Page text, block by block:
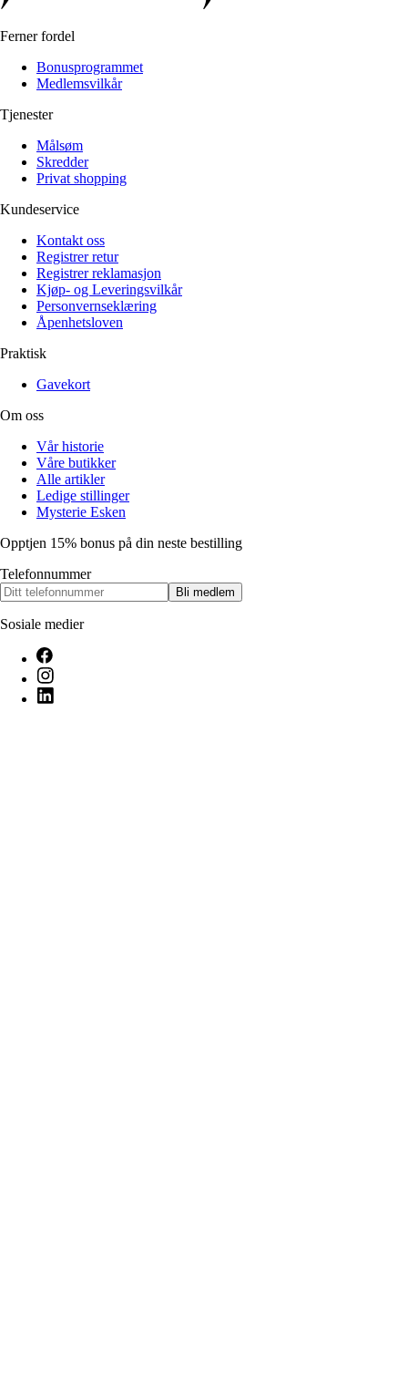
Ferner fordel
Bonusprogrammet
Medlemsvilkår
Tjenester
Målsøm
Skredder
Privat shopping
Kundeservice
Kontakt oss
Registrer retur
Registrer reklamasjon
Kjøp- og Leveringsvilkår
Personvernseklæring
Åpenhetsloven
Praktisk
Gavekort
Om oss
Vår historie
Våre butikker
Alle artikler
Ledige stillinger
Mysterie Esken
Opptjen 15% bonus på din neste bestilling
Telefonnummer
Bli medlem
Sosiale medier